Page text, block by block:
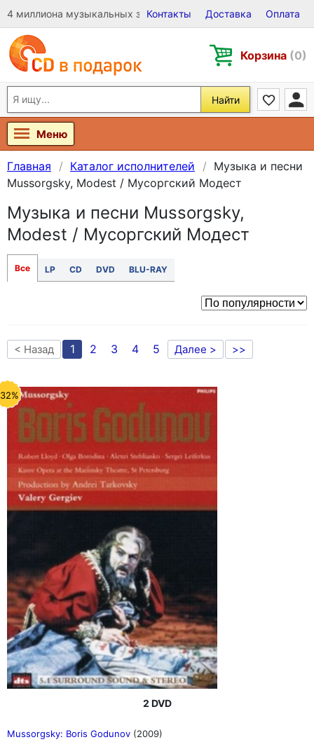
4 миллиона музыкальных записей на Виниле, CD и DVD
Контакты Доставка Оплата
Корзина (0)
Найти
Меню
Главная Каталог исполнителей
Музыка и песни
Mussorgsky, Modest / Мусоргский Модест
Музыка и песни Mussorgsky,
Modest / Мусоргский Модест
Все LP CD DVD BLU-RAY
< Назад 1 2 3 4 5 Далее > >>
2 DVD
Mussorgsky: Boris Godunov (2009)